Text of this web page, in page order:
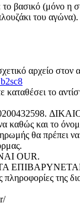
βασικό (μόνο η
του αγώνα).
αρχείο στον
το
καθώς και το
θα πρέπει να
OUR.
ΤΑ
πληροφορίες της